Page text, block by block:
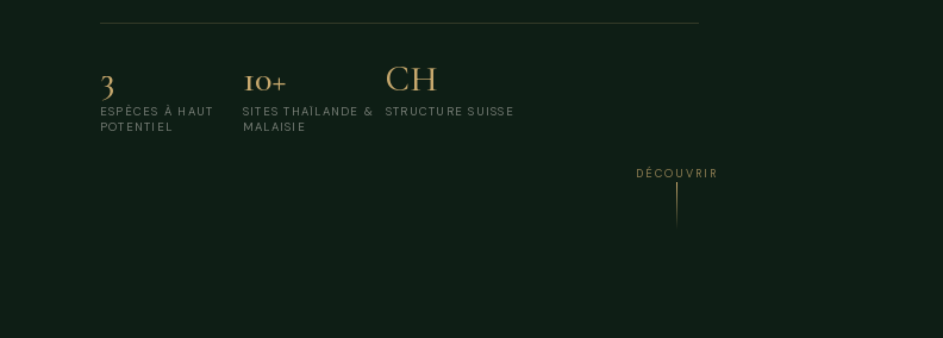
3
ESPÈCES À HAUT
POTENTIEL
10+
SITES THAÏLANDE &
MALAISIE
CH
STRUCTURE SUISSE
DÉCOUVRIR